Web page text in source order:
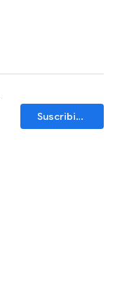
Suscribirse